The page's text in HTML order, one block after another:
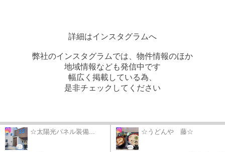
詳細はインスタグラムへ
弊社のインスタグラムでは、物件情報のほか
地域情報なども発信中です
幅広く掲載している為、
是非チェックしてください
☆太陽光パネル装備... ☆うどんや 藤☆